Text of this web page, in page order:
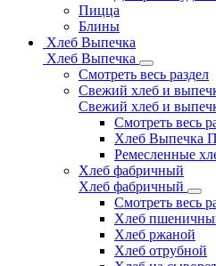
Пицца
Блины
Хлеб Выпечка
Хлеб Выпечка
Смотреть весь раздел
Свежий хлеб и
Свежий хлеб и
Смотреть весь
Хлеб Выпечка
Ремесленные
Хлеб фабричный
Хлеб фабричный
Смотреть весь
Хлеб
Хлеб ржаной
Хлеб отрубной